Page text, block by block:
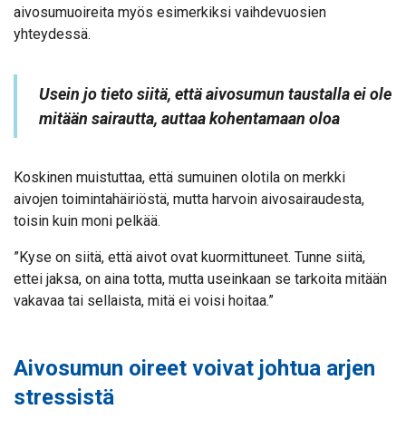
aivosumuoireita myös esimerkiksi vaihdevuosien
yhteydessä.
Usein jo tieto siitä, että aivosumun taustalla ei ole
mitään sairautta, auttaa kohentamaan oloa
Koskinen muistuttaa, että sumuinen olotila on merkki
aivojen toimintahäiriöstä, mutta harvoin aivosairaudesta,
toisin kuin moni pelkää.
”Kyse on siitä, että aivot ovat kuormittuneet. Tunne siitä,
ettei jaksa, on aina totta, mutta useinkaan se tarkoita mitään
vakavaa tai sellaista, mitä ei voisi hoitaa.”
Aivosumun oireet voivat johtua arjen
stressistä